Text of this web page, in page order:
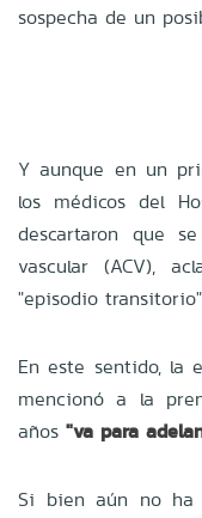
sospecha de un
Y aunque en un
los médicos del
descartaron que
vascular (ACV),
"episodio
En este sentido, la
mencionó a la
años "va para
Si bien aún no ha